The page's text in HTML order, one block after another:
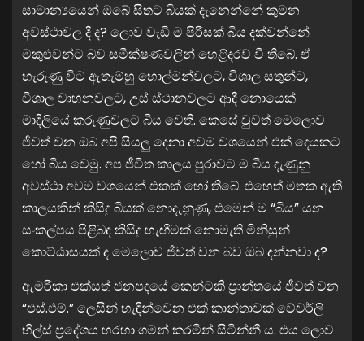
සාමාන්‍යයෙන් ඔබේ සිතට බියක් දැනෙන්නේ කුමන
අවස්ථාවල දී ද? ලොව වැඩි ම පිරිසක් බිය දක්වන්නේ
මකුළුවන්ට බව සමීක්ෂණවලින් හෙළිදරව් වී තිබේ. ඒ
හැරුණු විට ඇතැම්හු හොල්මන්වලට, විශාල සතුන්ට,
විශාල වාහනවලට, උස් ස්ථානවලට ආදී නොයෙක්
මාදිලියේ කරුණුවලට බිය වෙති. කෙසේ වුවත් මෙලොව
ජීවත් වන ඔබ අපි සියලු දෙනා අවම වශයෙන් එක් දෙයකට
හෝ බිය වෙමු. අප ජීවිත කාලය පුරාවට ම බිය දැණුනු
අවස්ථා අවම වශයෙන් එකක් හෝ තිබේ. එහෙත් මතක ඇති
කාලයකින් කිසිදු බියක් නොදැනුණු, එමෙන් ම “බිය” යන
සංකල්පය පිළිබඳ කිසිදු හැඟීමක් නොමැති මිනිසුන්
කොට්ඨාසයක් ද මෙලොව ජීවත් වන බව ඔබ දන්නවා ද?
ඇමරිකා එක්සත් ජනපදයේ කෙන්ටකි ප්‍රාන්තයේ ජීවත් වන
“එස්.එම්.” ලෙසින් හැඳින්වෙන එක් කාන්තාවක් වේවර්ලි
හිල්ස් ප්‍රදේශය හරහා ගමන් කරමින් සිටින්නී ය. එය ලොව